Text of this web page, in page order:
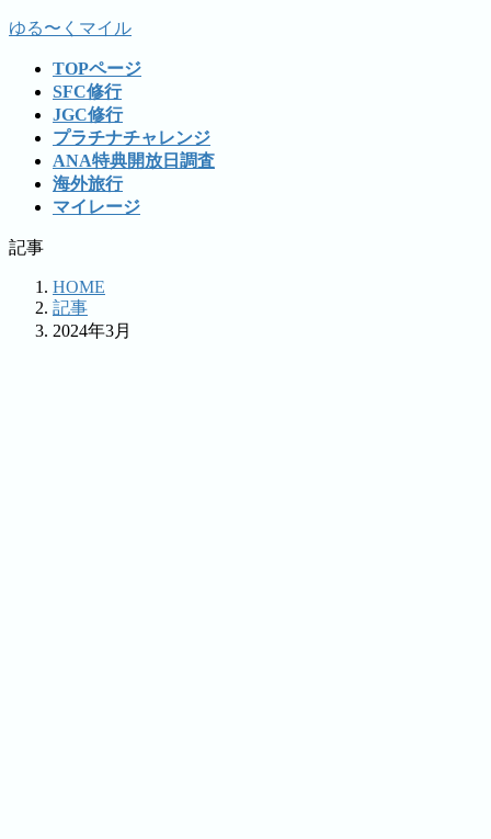
コ
ナ
ゆる〜くマイル
TOPページ
SFC修行
JGC修行
プラチナチャレンジ
ANA特典開放日調査
海外旅行
マイレージ
記事
HOME
記事
2024年3月